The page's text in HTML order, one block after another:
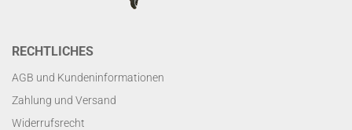
RECHTLICHES
AGB und Kundeninformationen
Zahlung und Versand
Widerrufsrecht